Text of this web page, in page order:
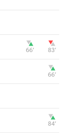
66‎’‎ 83‎’‎
66‎’‎
84‎’‎